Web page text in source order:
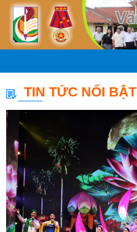
TIN TỨC NỔI BẬT